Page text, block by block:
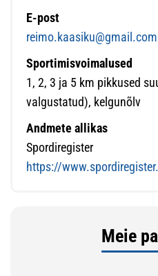
E-post
reimo.kaasiku@gmail.com
Sportimisvoimalused
1, 2, 3 ja 5 km pikkused
valgustatud), kelgunõlv
Andmete allikas
Spordiregister
https://
Meie